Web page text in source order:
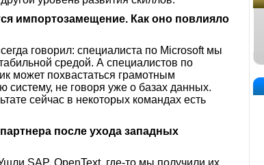
импортозамещение. Как оно повлияло
говорил: специалиста по Microsoft мы
средой. А специалистов по
может похвастаться грамотным
не говоря уже о базах данных.
сейчас в некоторых командах есть
после ухода западных
SAP, OpenText, где-то мы получили их